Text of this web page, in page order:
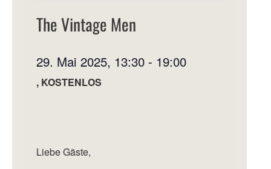
The Vintage Men
29. Mai 2025, 13:30 - 19:00
KOSTENLOS
Liebe Gäste,